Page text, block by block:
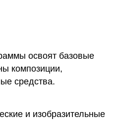
освоят базовые
композиции,
средства.
и изобразительные